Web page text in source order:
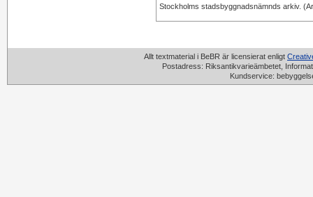
Stockholms stadsbyggnadsnämnds arkiv.
Allt textmaterial i BeBR är licensierat enligt
Postadress: Riksantikvarieämbetet,
Kundservice: